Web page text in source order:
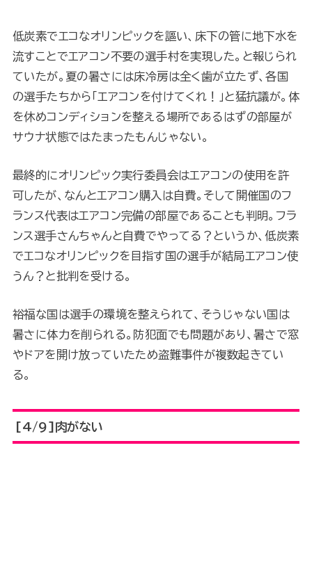
低炭素でエコなオリンピックを謳い、床下の管に地下水を
流すことでエアコン不要の選手村を実現した。と報じられ
ていたが。夏の暑さには床冷房は全く歯が立たず、各国
の選手たちから「エアコンを付けてくれ！」と猛抗議が。体
を休めコンディションを整える場所であるはずの部屋が
サウナ状態ではたまったもんじゃない。
最終的にオリンピック実行委員会はエアコンの使用を許
可したが、なんとエアコン購入は自費。そして開催国のフ
ランス代表はエアコン完備の部屋であることも判明。フラ
ンス選手さんちゃんと自費でやってる？というか、低炭素
でエコなオリンピックを目指す国の選手が結局エアコン使
うん？と批判を受ける。
裕福な国は選手の環境を整えられて、そうじゃない国は
暑さに体力を削られる。防犯面でも問題があり、暑さで窓
やドアを開け放っていたため盗難事件が複数起きてい
る。
[4/9]肉がない